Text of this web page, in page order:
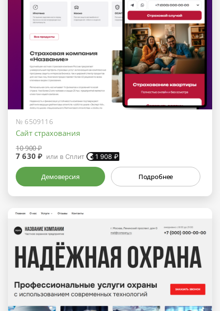
№ 6509116
Сайт страхования
10 900 ₽
7 630 ₽ или в Сплит 1 908 ₽
Демоверсия Подробнее